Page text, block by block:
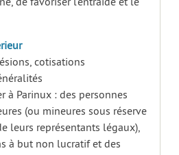
cotisations
à Parinux : des personnes
(ou mineures sous réserve
leurs représentants légaux),
à but non lucratif et des